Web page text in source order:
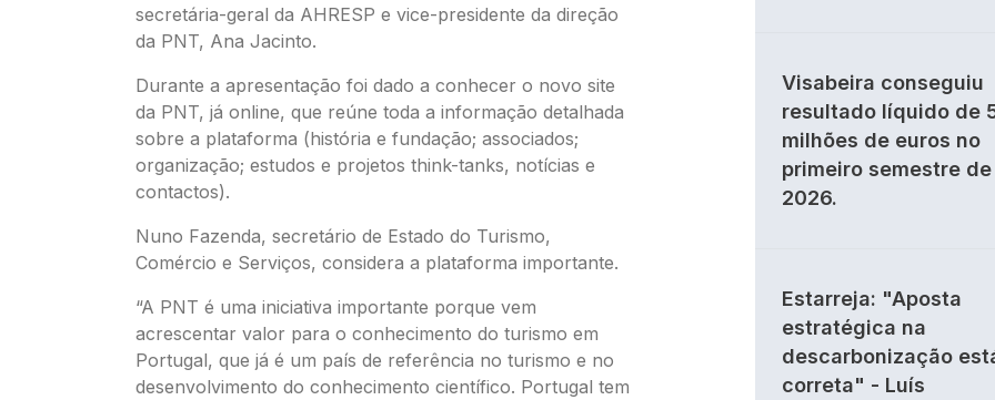
secretária-geral da AHRESP e vice-presidente da direção
da PNT, Ana Jacinto.
Durante a apresentação foi dado a conhecer o novo site
da PNT, já online, que reúne toda a informação detalhada
sobre a plataforma (história e fundação; associados;
organização; estudos e projetos think-tanks, notícias e
contactos).
Nuno Fazenda, secretário de Estado do Turismo,
Comércio e Serviços, considera a plataforma importante.
“A PNT é uma iniciativa importante porque vem
acrescentar valor para o conhecimento do turismo em
Portugal, que já é um país de referência no turismo e no
desenvolvimento do conhecimento científico. Portugal tem
Visabeira conseguiu
resultado líquido de
milhões de euros no
primeiro semestre de
2026.
Estarreja: "Aposta
estratégica na
descarbonização
correta" - Luís